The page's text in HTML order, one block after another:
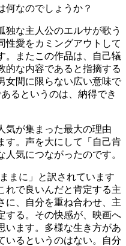
何なのでしょうか？
独な主人公のエルサが歌う
性愛をカミングアウトして
。またこの作品は、自己犠
的な内容であると指摘する
女間に限らない広い意味で
るというのは、納得でき
気が集まった最大の理由
す。声を大にして「自己肯
気につながったのです。
まに」と訳されています
れで良いんだと肯定する主
に、自分を重ね合わせ、主
する。その快感が、映画へ
います。多様な生き方があ
いるというのはない。自分